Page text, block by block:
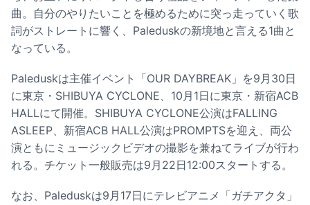
曲。自分のやりたいことを極めるために突っ走っていく歌
詞がストレートに響く、Paleduskの新境地と言える1曲と
なっている。
Paleduskは主催イベント「OUR DAYBREAK」を9月30日
に東京・SHIBUYA CYCLONE、10月1日に東京・新宿ACB
HALLにて開催。SHIBUYA CYCLONE公演はFALLING
ASLEEP、新宿ACB HALL公演はPROMPTSを迎え、両公
演ともにミュージックビデオの撮影を兼ねてライブが行わ
れる。チケット一般販売は9月22日12:00スタートする。
なお、Paleduskは9月17日にテレビアニメ「ガチアクタ」